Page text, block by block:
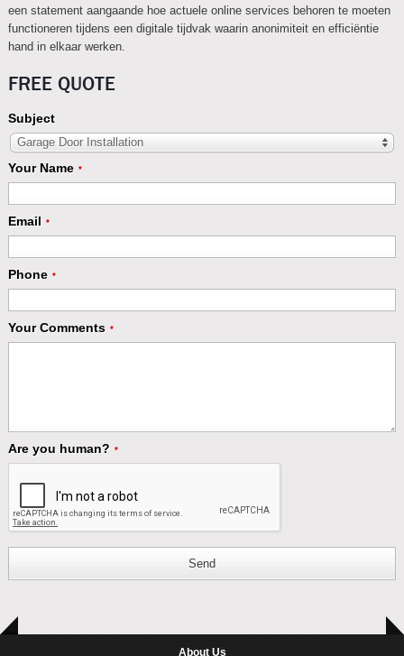
een statement aangaande hoe actuele online services behoren te moeten
functioneren tijdens een digitale tijdvak waarin anonimiteit en efficiëntie
hand in elkaar werken.
FREE QUOTE
Subject
Garage Door Installation
Your Name *
Email *
Phone *
Your Comments *
Are you human? *
Send
About Us